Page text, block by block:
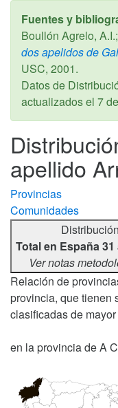
Fuentes y
Boullón Agrelo,
dos apelidos de
USC, 2001.
Datos de
actualizados el 7
apellido
Provincias
Comunidades
Distribución
Total en España
Ver notas
Relación de
provincia, que tienen
clasificadas de mayor
en la provincia de A